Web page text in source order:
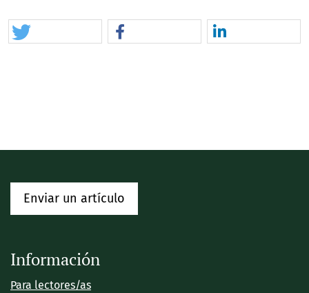
Enviar un artículo
Información
Para lectores/as